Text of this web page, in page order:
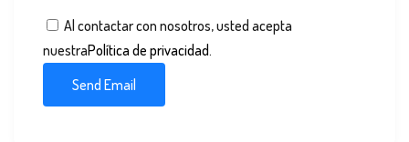
Al contactar con nosotros, usted acepta
nuestraPolítica de privacidad.